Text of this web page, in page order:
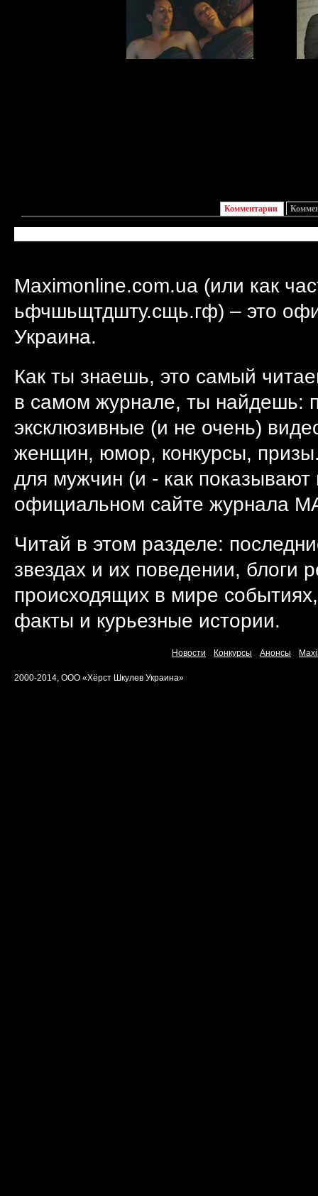
Комментарии
Maximonline.com.ua (или как
ьфчшьщтдшту.сщь.гф) – это
Украина.
Как ты знаешь, это самый
в самом журнале, ты найдешь:
эксклюзивные (и не очень)
женщин, юмор, конкурсы,
для мужчин (и - как
официальном сайте журнала
Читай в этом разделе:
звездах и их поведении, блоги
происходящих в мире
факты и курьезные истории.
Новости Конкурсы Анонсы
2000-2014, ООО «Хёрст Шкулев Украина»